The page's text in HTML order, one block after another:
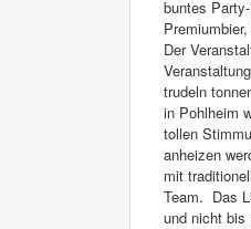
buntes
Der
trudeln
in Pohlheim
tollen
anheizen
mit
Team. Das
und nicht bis